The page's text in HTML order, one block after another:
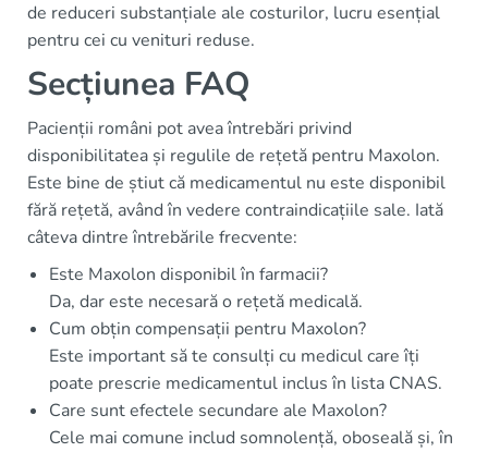
de reduceri substanțiale ale costurilor, lucru esențial
pentru cei cu venituri reduse.
Secțiunea FAQ
Pacienții români pot avea întrebări privind
disponibilitatea și regulile de rețetă pentru Maxolon.
Este bine de știut că medicamentul nu este disponibil
fără rețetă, având în vedere contraindicațiile sale. Iată
câteva dintre întrebările frecvente:
Este Maxolon disponibil în farmacii?
Da, dar este necesară o rețetă medicală.
Cum obțin compensații pentru Maxolon?
Este important să te consulți cu medicul care îți
poate prescrie medicamentul inclus în lista CNAS.
Care sunt efectele secundare ale Maxolon?
Cele mai comune includ somnolență, oboseală și, în